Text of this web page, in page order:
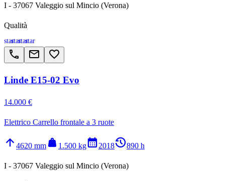
I - 37067 Valeggio sul Mincio (Verona)
Qualità
starstarstarstar
call email favorite_border
Linde E15-02 Evo
14.000 €
Elettrico Carrello frontale a 3 ruote
arrow_upward 4620 mm weight 1.500 kgcalendar_month2018history_2890 h
I - 37067 Valeggio sul Mincio (Verona)